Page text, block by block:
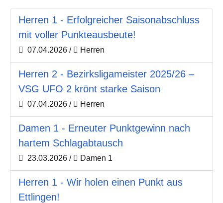
Herren 1 - Erfolgreicher Saisonabschluss
mit voller Punkteausbeute!
07.04.2026 / Herren
Herren 2 - Bezirksligameister 2025/26 –
VSG UFO 2 krönt starke Saison
07.04.2026 / Herren
Damen 1 - Erneuter Punktgewinn nach
hartem Schlagabtausch
23.03.2026 / Damen 1
Herren 1 - Wir holen einen Punkt aus
Ettlingen!